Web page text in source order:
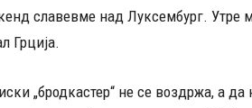
славевме над Луксембург. Утре
Грција.
„бродкастер“ не се воздржа, а